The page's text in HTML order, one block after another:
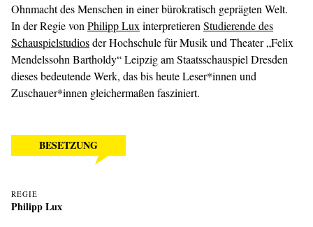
BESETZUNG
REGIE
Philipp Lux
Ohnmacht des Menschen in einer bürokratisch geprägten Welt.
In der Regie von Philipp Lux interpretieren Studierende des
Schauspielstudiosder Hochschule für Musik und Theater „Felix
Mendelssohn Bartholdy“ Leipzig am Staatsschauspiel Dresden
dieses bedeutende Werk, das bis heute Leser*innen und
Zuschauer*innen gleichermaßen fasziniert.